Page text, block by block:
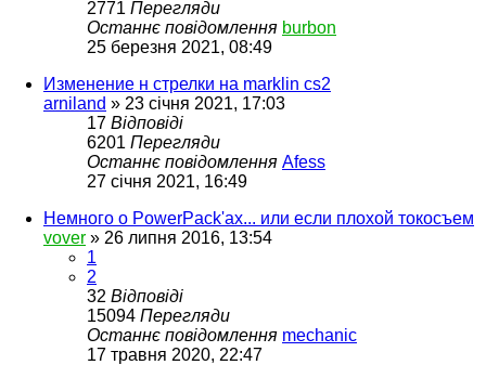
2771 Перегляди
Останнє повідомлення burbon
25 березня 2021, 08:49
Изменение н стрелки на marklin cs2
arniland » 23 січня 2021, 17:03
17 Відповіді
6201 Перегляди
Останнє повідомлення Afess
27 січня 2021, 16:49
Немного о PowerPack'ах... или если плохой токосъем
vover » 26 липня 2016, 13:54
1
2
32 Відповіді
15094 Перегляди
Останнє повідомлення mechanic
17 травня 2020, 22:47